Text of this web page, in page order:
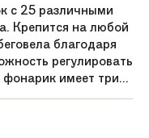
с 25 различными
Крепится на любой
благодаря
регулировать
имеет три...